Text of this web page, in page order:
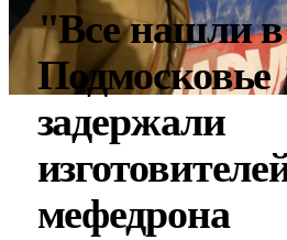
"Все нашли в
Подмосковье
задержали
мефедрона